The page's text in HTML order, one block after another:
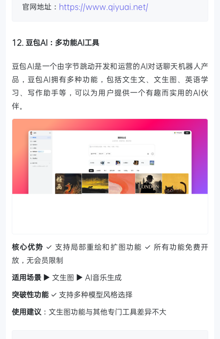
官网地址： https://www.qiyuai.net/
12. 豆包AI：多功能AI工具
豆包AI是一个由字节跳动开发和运营的AI对话聊天机器人产
品，豆包AI拥有多种功能，包括文生文、文生图、英语学
习、写作助手等，可以为用户提供一个有趣而实用的AI伙
伴。
核心优势 ✓ 支持局部重绘和扩图功能 ✓ 所有功能免费开
放，无会员限制
适用场景 ▶ 文生图 ▶ AI音乐生成
突破性功能 ✓ 支持多种模型风格选择
使用建议 ：文生图功能与其他专门工具差异不大